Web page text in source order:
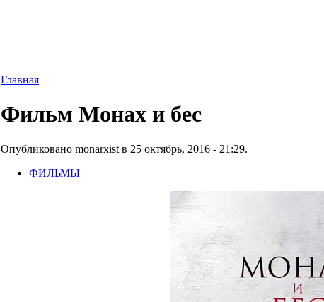
Главная
Фильм Монах и бес
Опубликовано monarxist в 25 октябрь, 2016 - 21:29.
ФИЛЬМЫ